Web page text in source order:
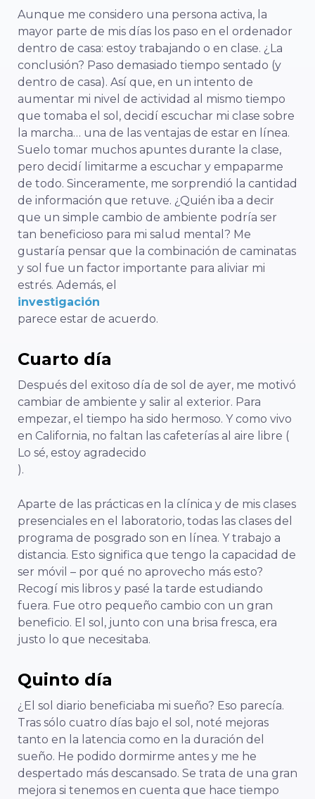
Aunque me considero una persona activa, la
mayor parte de mis días los paso en el ordenador
dentro de casa: estoy trabajando o en clase. ¿La
conclusión? Paso demasiado tiempo sentado (y
dentro de casa). Así que, en un intento de
aumentar mi nivel de actividad al mismo tiempo
que tomaba el sol, decidí escuchar mi clase sobre
la marcha… una de las ventajas de estar en línea.
Suelo tomar muchos apuntes durante la clase,
pero decidí limitarme a escuchar y empaparme
de todo. Sinceramente, me sorprendió la cantidad
de información que retuve. ¿Quién iba a decir
que un simple cambio de ambiente podría ser
tan beneficioso para mi salud mental? Me
gustaría pensar que la combinación de caminatas
y sol fue un factor importante para aliviar mi
estrés. Además, el
investigación
parece estar de acuerdo.
Cuarto día
Después del exitoso día de sol de ayer, me motivó
cambiar de ambiente y salir al exterior. Para
empezar, el tiempo ha sido hermoso. Y como vivo
en California, no faltan las cafeterías al aire libre (
Lo sé, estoy agradecido
).
Aparte de las prácticas en la clínica y de mis clases
presenciales en el laboratorio, todas las clases del
programa de posgrado son en línea. Y trabajo a
distancia. Esto significa que tengo la capacidad de
ser móvil – por qué no aprovecho más esto?
Recogí mis libros y pasé la tarde estudiando
fuera. Fue otro pequeño cambio con un gran
beneficio. El sol, junto con una brisa fresca, era
justo lo que necesitaba.
Quinto día
¿El sol diario beneficiaba mi sueño? Eso parecía.
Tras sólo cuatro días bajo el sol, noté mejoras
tanto en la latencia como en la duración del
sueño. He podido dormirme antes y me he
despertado más descansado. Se trata de una gran
mejora si tenemos en cuenta que hace tiempo